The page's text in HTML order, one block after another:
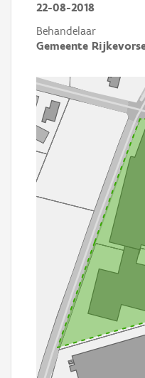
22-08-2018
Behandelaar
Gemeente